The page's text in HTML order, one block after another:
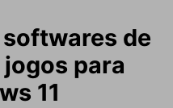
de
para
11